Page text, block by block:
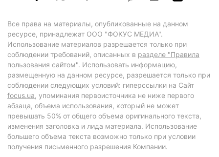
Все права на материалы, опубликованные на данном
ресурсе, принадлежат ООО "ФОКУС МЕДИА".
Использование материалов разрешается только при
соблюдении требований, описанных в разделе "Правила
пользования сайтом". Использовать информацию,
размещенную на данном ресурсе, разрешается только при
соблюдении следующих условий: гиперссылки на Сайт
focus.ua, упоминания первоисточника не ниже первого
абзаца, объема использования, который не может
превышать 50% от общего объема оригинального текста,
изменения заголовка и лида материала. Использование
большего объема текста возможно только при условии
получения письменного разрешения Компании.